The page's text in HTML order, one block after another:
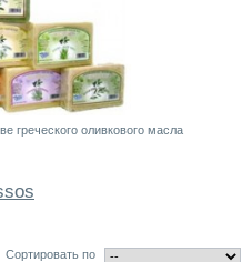
греческого оливкового масла
Сортировать по